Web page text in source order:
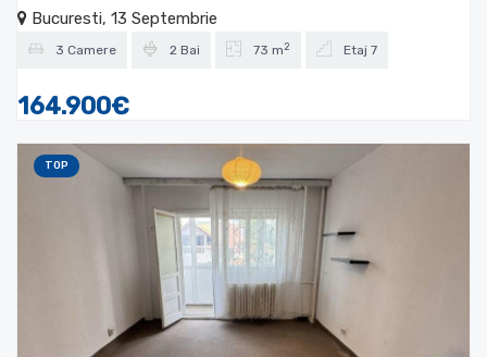
Bucuresti, 13 Septembrie
3 Camere 2 Bai 73 m 2 Etaj 7
164.900€
TOP